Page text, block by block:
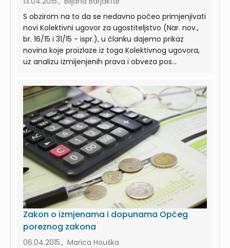
S obzirom na to da se nedavno počeo primjenjivati
novi Kolektivni ugovor za ugostiteljstvo (Nar. nov.,
br. 16/15 i 31/15 - ispr.), u članku dajemo prikaz
novina koje proizlaze iz toga Kolektivnog ugovora,
uz analizu izmijenjenih prava i obveza pos...
Zakon o izmjenama i dopunama Općeg
poreznog zakona
06.04.2015., Marica Houška